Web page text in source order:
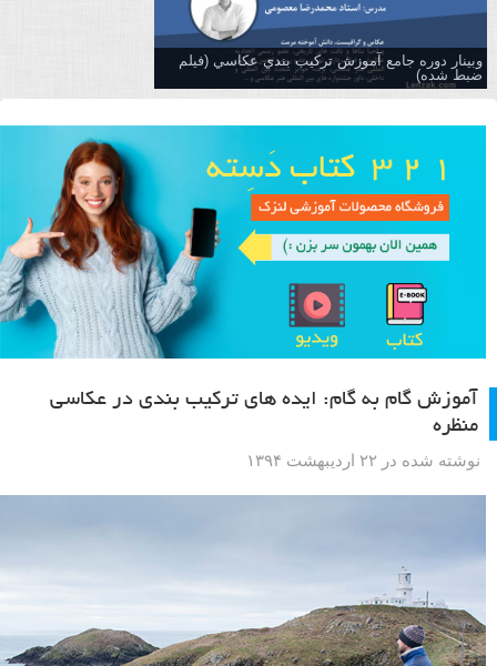
وبینار دوره جامع آموزش تركيب بندي عكاسي (فیلم
ضبط شده)
آموزش گام به گام: ایده های ترکیب بندی در عکاسی
منظره
نوشته شده در ۲۲ اردیبهشت ۱۳۹۴